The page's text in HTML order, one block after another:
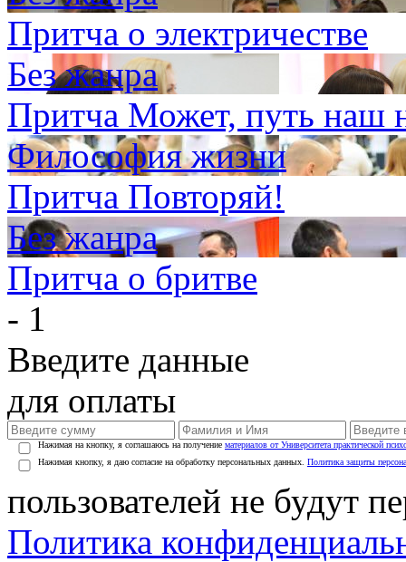
Притча о электричестве
Без жанра
Притча Может, путь наш
Философия жизни
Притча Повторяй!
Без жанра
Притча о бритве
- 1
Введите данные
для оплаты
Нажимая на кнопку, я соглашаюсь на получение материалов от Университета практической
Нажимая кнопку, я даю согласие на обработку персональных данных. Политика защиты
пользователей не будут
Политика